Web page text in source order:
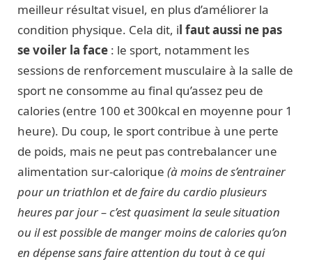
meilleur résultat visuel, en plus d’améliorer la
condition physique. Cela dit, il faut aussi ne pas
se voiler la face : le sport, notamment les
sessions de renforcement musculaire à la salle de
sport ne consomme au final qu’assez peu de
calories (entre 100 et 300kcal en moyenne pour 1
heure). Du coup, le sport contribue à une perte
de poids, mais ne peut pas contrebalancer une
alimentation sur-calorique (à moins de s’entrainer
pour un triathlon et de faire du cardio plusieurs
heures par jour – c’est quasiment la seule situation
ou il est possible de manger moins de calories qu’on
en dépense sans faire attention du tout à ce qui